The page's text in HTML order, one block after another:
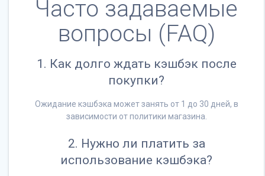
Часто задаваемые
вопросы (FAQ)
1. Как долго ждать кэшбэк после
покупки?
Ожидание кэшбэка может занять от 1 до 30 дней, в
зависимости от политики магазина.
2. Нужно ли платить за
использование кэшбэка?